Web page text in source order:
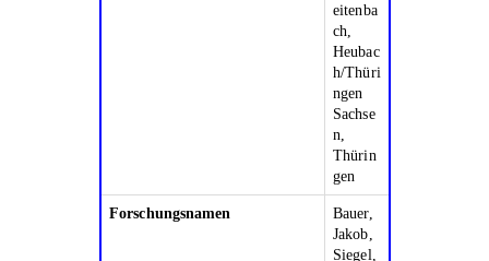
eitenba
ch,
Heubac
h/Thüri
ngen
Sachse
n,
Thürin
gen
Forschungsnamen
Bauer,
Jakob,
Siegel,